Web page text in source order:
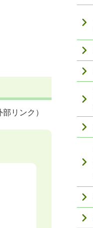
部リンク）